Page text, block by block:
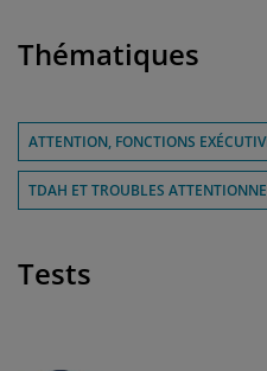
Thématiques
ATTENTION, FONCTIONS
TDAH ET TROUBLES
Tests